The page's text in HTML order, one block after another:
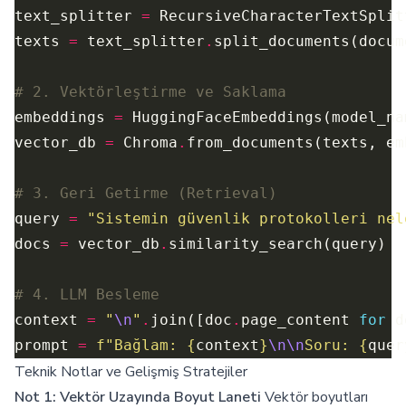
text_splitter =
texts = text_splitter .
# 2. Vektörleştirme ve Saklama
embeddings =
vector_db = Chroma . from_documents(texts,
# 3. Geri Getirme (Retrieval)
query =
"Sistemin güvenlik protokolleri
docs = vector_db .
# 4. LLM Besleme
context = " \n" . join([doc . page_content for
prompt = f"Bağlam: {context}\n\nSoru: {
Teknik Notlar ve Gelişmiş Stratejiler
Not 1: Vektör Uzayında Boyut Laneti Vektör boyutları